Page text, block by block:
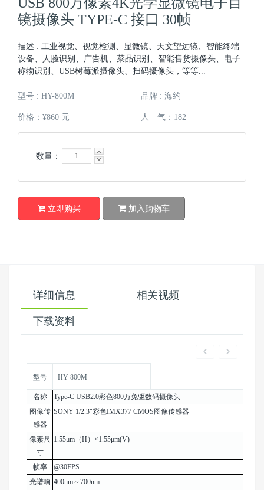
镜摄像头 TYPE-C 接口 30帧
描述 : 工业视觉、视觉检测、显微镜、天文望远镜、智能终端
设备、人脸识别、广告机、菜品识别、智能售货摄像头、电子
称物识别、USB树莓派摄像头、扫码摄像头，等等...
型号 : HY-800M 品牌 : 海约
价格：¥860 元 人 气： 182
数量：
立即购买 加入购物车
详细信息 相关视频
下载资料
型号 HY-800M
名称
Type-C USB2.0彩色800万免驱数码摄像头
图像传
感器
SONY 1/2.3"彩色IMX377 CMOS图像传感器
像素尺
寸
1.55μm（H）×1.55μm(V)
帧率
@30FPS
光谱响 400nm～700nm